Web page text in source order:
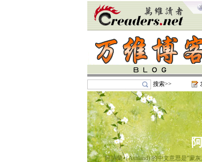
搜索>>
阿詩蘭（Ashland) 的中文意思是“蒙